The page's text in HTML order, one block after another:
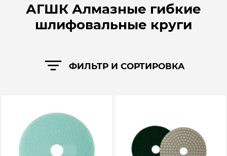
АГШК Алмазные гибкие
шлифовальные круги
ФИЛЬТР И СОРТИРОВКА